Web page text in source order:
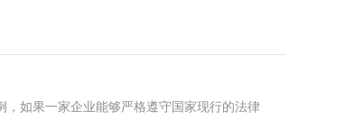
如果一家企业能够严格遵守国家现行的法律